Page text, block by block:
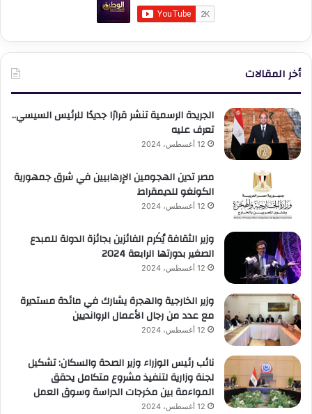
أخر المقالات
الجريدة الرسمية تنشر قرارًا جديدًا للرئيس السيسي..
تعرف عليه
12 أغسطس، 2024
مصر تدين الهجومين الإرهابيين في شرق جمهورية
الكونغو للديمقراط
12 أغسطس، 2024
وزير الثقافة يُكَرم الفائزين بجائزة الدولة للمبدع
الصغير بدورتها الرابعة 2024
12 أغسطس، 2024
وزير الخارجية والهجرة يشارك في مائدة مستديرة
مع عدد من رجال الأعمال الروانديين
12 أغسطس، 2024
نائب رئيس الوزراء وزير الصحة والسكان: تشكيل
لجنة وزارية لتنفيذ مشروع متكامل يحقق
المواءمة بين مخرجات الدراسة وسوق العمل
12 أغسطس، 2024